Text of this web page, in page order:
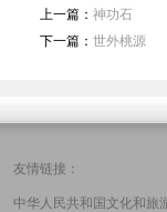
上一篇： 神功石
下一篇： 世外桃源
友情链接：
中华人民共和国文化和旅